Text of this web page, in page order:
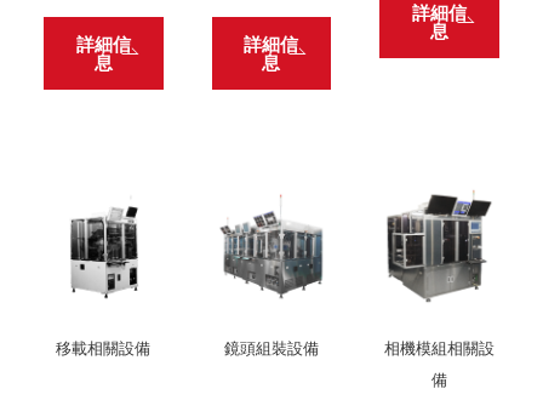
詳細信
息
詳細信
息
詳細信
息
移載相關設備 鏡頭組裝設備
相機模組相關設
備